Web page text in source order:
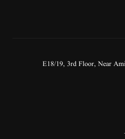
E18/19, 3rd Floor, Near